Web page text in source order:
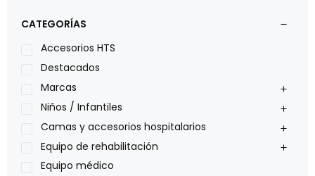
Leggero
Lumex
Medical Store
Nidek
Oxiplus
Philips
Pride
Roho
CATEGORÍAS
Accesorios HTS
Destacados
Marcas
Niños / Infantiles
Camas y accesorios hospitalarios
Equipo de rehabilitación
Equipo médico